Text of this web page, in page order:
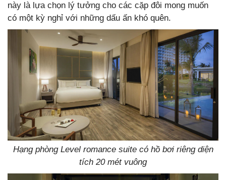
này là lựa chọn lý tưởng cho các cặp đôi mong muốn
có một kỳ nghỉ với những dấu ấn khó quên.
Hạng phòng Level romance suite có hồ bơi riêng diện
tích 20 mét vuông